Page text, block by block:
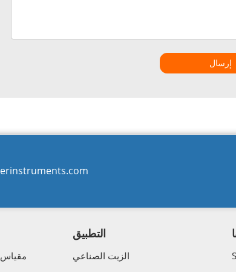
إرسال
مقياس
التطبيق
الزيت الصناعي